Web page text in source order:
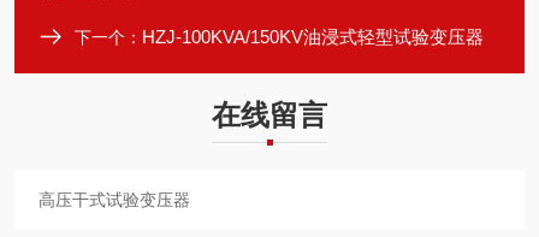
下一个： HZJ-100KVA/150KV油浸式轻型试验变压器
在线留言